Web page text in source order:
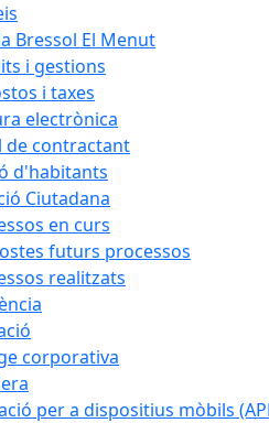
Bressol El Menut
i gestions
i taxes
electrònica
de contractant
d'habitants
Ciutadana
en curs
futurs processos
realitzats
corporativa
per a dispositius mòbils